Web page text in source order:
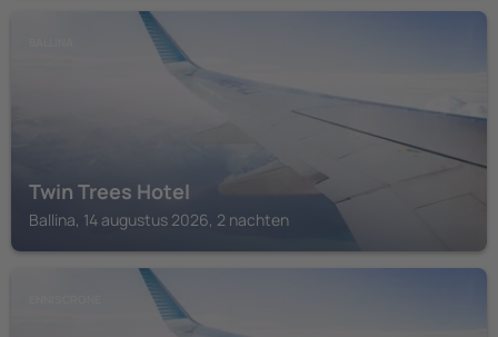
Twin Trees Hotel
Ballina, 14 augustus 2026, 2 nachten